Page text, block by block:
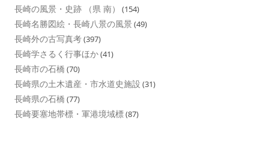
長崎の風景・史跡 （県 南） (154)
長崎名勝図絵・長崎八景の風景 (49)
長崎外の古写真考(397)
長崎学さるく行事ほか(41)
長崎市の石橋 (70)
長崎県の土木遺産・市水道史施設 (31)
長崎県の石橋 (77)
長崎要塞地帯標・軍港境域標(87)